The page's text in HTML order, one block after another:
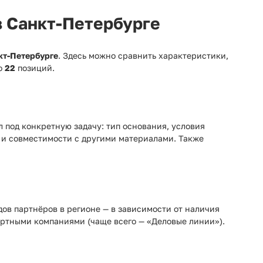
Петербурге
Петербурге. Здесь можно сравнить характеристики,
22 позиций.
конкретную задачу: тип основания, условия
совместимости с другими материалами. Также
партнёров в регионе — в зависимости от наличия
компаниями (чаще всего — «Деловые линии»).